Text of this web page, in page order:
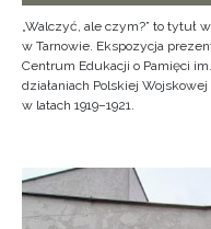
„Walczyć, ale czym?” to tytuł
w Tarnowie. Ekspozycja
Centrum Edukacji o Pamięci
działaniach Polskiej
w latach 1919–1921.